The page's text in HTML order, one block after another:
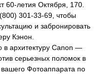
60-летия Октября, 170.
301-33-69, чтобы
и забронировать
Кэнон.
архитектуру Canon —
серьезных поломок в
Фотоаппарата по